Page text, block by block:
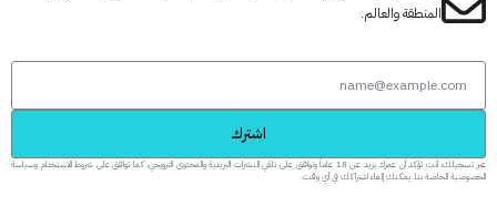
المنطقة والعالم.
عبر تسجيلك، أنت تؤكد أن عمرك يزيد عن 18 عاماً وتوافق على تلقي النشرات البريدية والمحتوى الترويجي، كما توافق على شروط الاستخدام وسياسة
الخاصة بنا. يمكنك إلغاء اشتراكك في أي وقت.